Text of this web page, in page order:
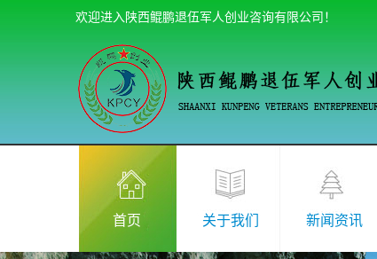
欢迎进入陕西鲲鹏退伍军人创业咨询有限公司！
首页 关于我们 新闻资讯